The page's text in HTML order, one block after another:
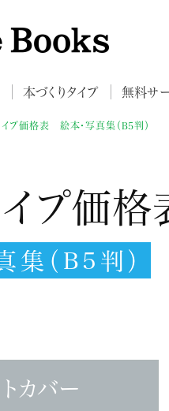
本づくりタイプ 無料サ
プ価格表 絵本・写真集（B5判）
プ価格
集（B5判）
カバー